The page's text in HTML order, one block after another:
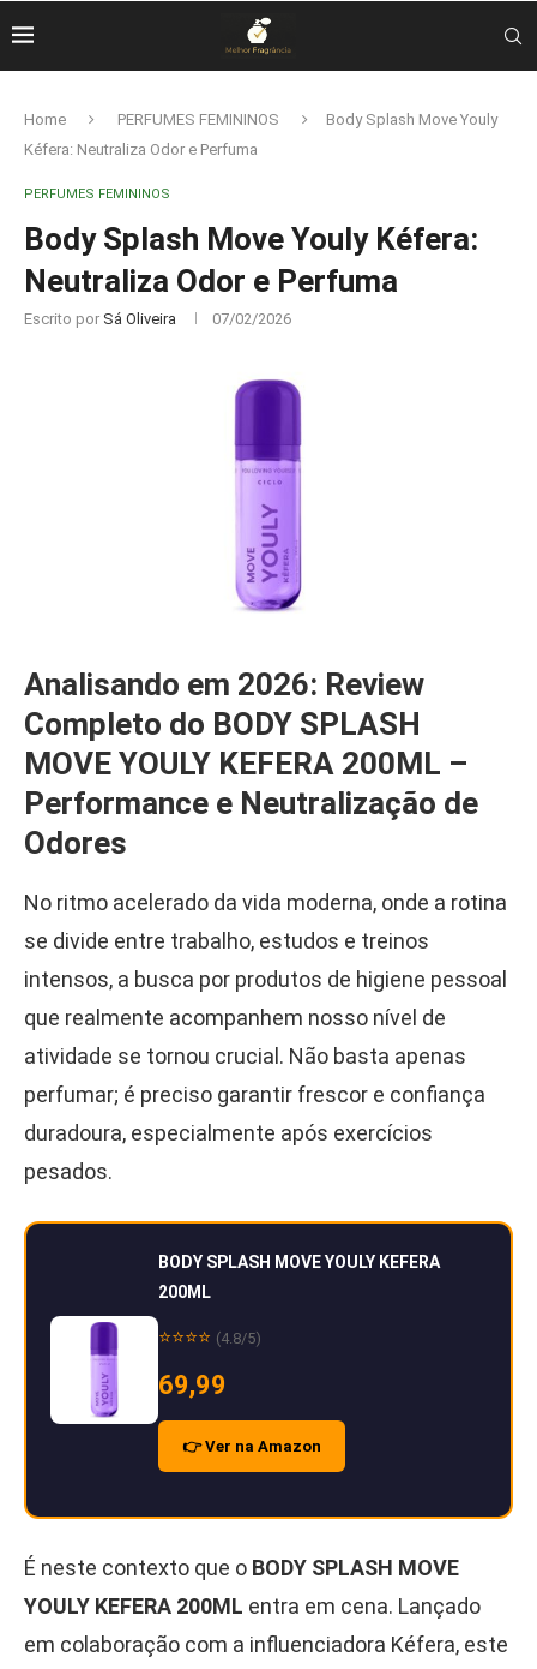
Home PERFUMES FEMININOS
Body Splash Move Youly
Kéfera: Neutraliza Odor e Perfuma
PERFUMES FEMININOS
Body Splash Move Youly Kéfera:
Neutraliza Odor e Perfuma
Escrito por Sá Oliveira 07/02/2026
Analisando em 2026: Review
Completo do BODY SPLASH
MOVE YOULY KEFERA 200ML –
Performance e Neutralização de
Odores
No ritmo acelerado da vida moderna, onde a rotina
se divide entre trabalho, estudos e treinos
intensos, a busca por produtos de higiene pessoal
que realmente acompanhem nosso nível de
atividade se tornou crucial. Não basta apenas
perfumar; é preciso garantir frescor e confiança
duradoura, especialmente após exercícios
pesados.
BODY SPLASH MOVE YOULY KEFERA
200ML
⭐⭐⭐⭐ (4.8/5)
69,99
👉 Ver na Amazon
É neste contexto que o BODY SPLASH MOVE
YOULY KEFERA 200ML entra em cena. Lançado
em colaboração com a influenciadora Kéfera, este